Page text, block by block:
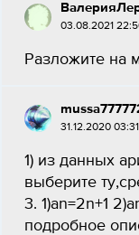
03.08.2021
Разложите на
31.12.2020 03:31
1) из данных
выберите
3. 1)an=2n+1
подробное